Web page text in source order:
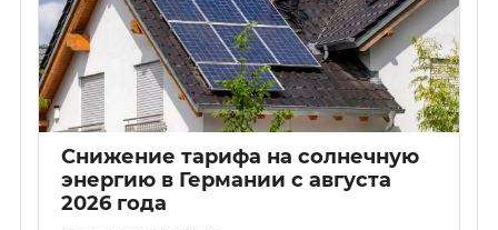
Снижение тарифа на солнечную
энергию в Германии с августа
2026 года